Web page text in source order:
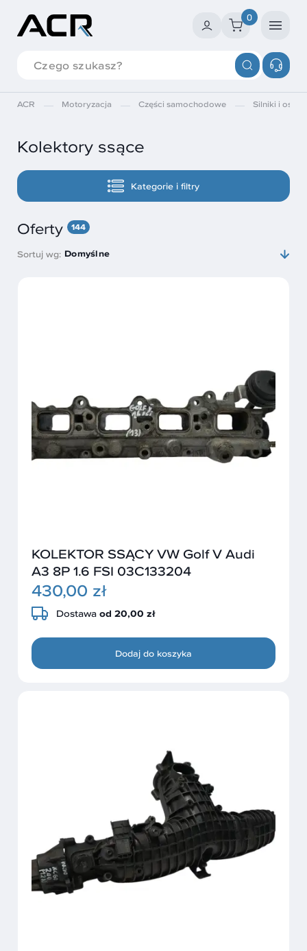
0
ACR Motoryzacja Części samochodowe Silniki i
Kolektory ssące
Kategorie i filtry
Oferty 144
Sortuj wg: Domyślne
KOLEKTOR SSĄCY VW Golf V Audi
A3 8P 1.6 FSI 03C133204
430,00 zł
Dostawa od 20,00 zł
Dodaj do koszyka